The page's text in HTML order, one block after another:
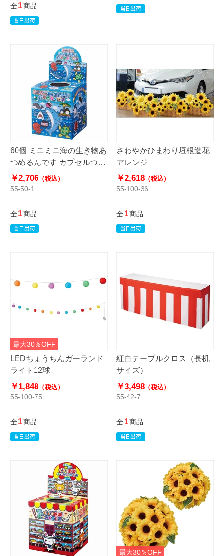
全 1商品
60個 ミニミニ海の生き物あ
つめるんです カプセルつか
み
￥2,706（税込）
55-50-1
全 1商品
さわやかひまわり垣根造花
アレンジ
￥2,618（税込）
55-100-36
全 1商品
最大30％OFF
LEDちょうちんガーランド
ライト12球
￥1,848（税込）
55-100-75
全 1商品
紅白テーブルクロス（長机
サイズ）
￥3,498（税込）
55-42-7
全 1商品
最大30％OFF